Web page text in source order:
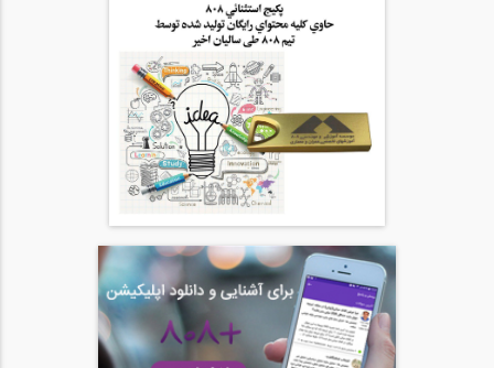
طراحی لرزه ای قاب های مهاربندی همگرای...
کاربرد روش آنالیز مستقیم
طراحی مقاوم در برابر انفجار سازه های...